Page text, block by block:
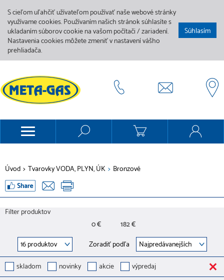
S cieľom uľahčiť užívateľom používať naše webové stránky
využívame cookies. Používaním našich stránok súhlasíte s
ukladaním súborov cookie na vašom počítači / zariadení.
Nastavenia cookies môžete zmeniť v nastavení vášho
prehliadača.
Súhlasím
Úvod > Tvarovky VODA, PLYN, ÚK > Bronzové
Filter produktov
0 €
182 €
Zoradiť podľa
skladom
novinky akcie výpredaj